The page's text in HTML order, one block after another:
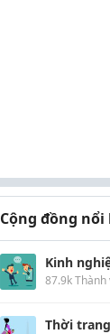
Cộng đồng nổi
Kinh
87.9k Thành
Thời trang